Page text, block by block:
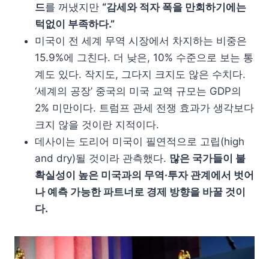
드를 꺼냈지만 “감세와 적자 폭을 만회하기에는
턱없이 부족하다.”
미국이 전 세계 무역 시장에서 차지하는 비중은
15.9%에 그친다. 더 낮은, 10% 수준으로 보는 통
계도 있다. 작지도, 그다지 크지도 않은 수치다.
‘세계의 공장’ 중국의 미국 교역 규모는 GDP의
2% 미만이다. 트럼프 관세 전쟁 효과가 생각보다
크지 않을 것이란 지적이다.
데사이는 도리어 미국이 필연적으로 고립(high
and dry)될 것이라 관측했다. 많은 국가들이 불
확실성이 높은 미국과의 무역·투자 관계에서 벗어
나 예측 가능한 파트너로 경제 방향을 바꿀 것이
다.